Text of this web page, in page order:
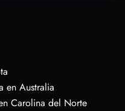
en Australia
Carolina del Norte